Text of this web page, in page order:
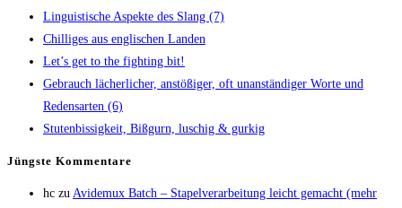
Lin­gu­is­ti­sche Aspek­te des Slang (7)
Chil­li­ges aus eng­li­schen Landen
Let’s get to the fight­ing bit!
Gebrauch lächer­li­cher, anstö­ßi­ger, oft unan­stän­di­ger Wor­te und
Redens­ar­ten (6)
Stu­ten­bis­sig­keit, Biß­gurn, luschig & gurkig
Jüngs­te Kommentare
hc zu Avi­de­mux Batch – Sta­pel­ver­ar­bei­tung leicht gemacht (mehr